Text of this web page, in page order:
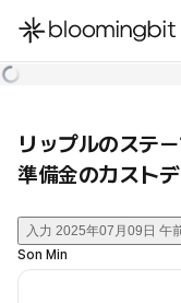
한국어
リップルのステ
準備金のカスト
入力 2025年07月09日 午
Son Min